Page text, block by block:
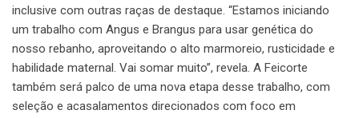
inclusive com outras raças de destaque. “Estamos iniciando
um trabalho com Angus e Brangus para usar genética do
nosso rebanho, aproveitando o alto marmoreio, rusticidade e
habilidade maternal. Vai somar muito”, revela. A Feicorte
também será palco de uma nova etapa desse trabalho, com
seleção e acasalamentos direcionados com foco em